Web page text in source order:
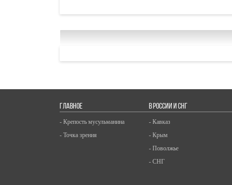
ГЛАВНОЕ
- Крепость мусульманина
- Точка зрения
В РОССИИ И СНГ
- Кавказ
- Крым
- Поволжье
- СНГ